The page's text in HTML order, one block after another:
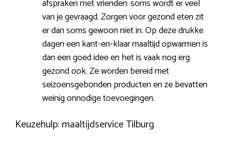
afspraken met vrienden: soms wordt er veel
van je gevraagd. Zorgen voor gezond eten zit
er dan soms gewoon niet in. Op deze drukke
dagen een kant-en-klaar maaltijd opwarmen is
dan een goed idee en het is vaak nog erg
gezond ook. Ze worden bereid met
seizoensgebonden producten en ze bevatten
weinig onnodige toevoegingen.
Keuzehulp: maaltijdservice Tilburg